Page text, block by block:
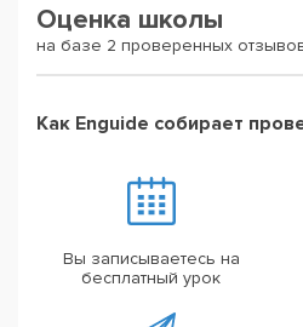
Оценка школы
на базе 2 проверенных
Как Enguide собирает
Вы записываетесь на
бесплатный урок